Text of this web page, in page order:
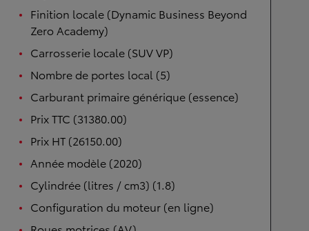
Finition locale (Dynamic Business Beyond
Zero Academy)
Carrosserie locale (SUV VP)
Nombre de portes local (5)
Carburant primaire générique (essence)
Prix TTC (31380.00)
Prix HT (26150.00)
Année modèle (2020)
Cylindrée (litres / cm3) (1.8)
Configuration du moteur (en ligne)